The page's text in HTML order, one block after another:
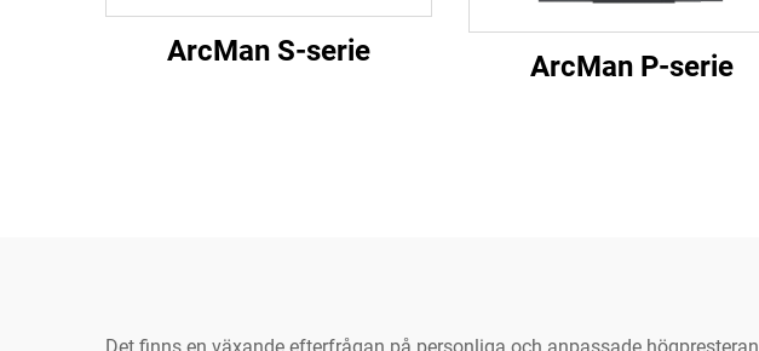
ArcMan S-serie ArcMan P-serie